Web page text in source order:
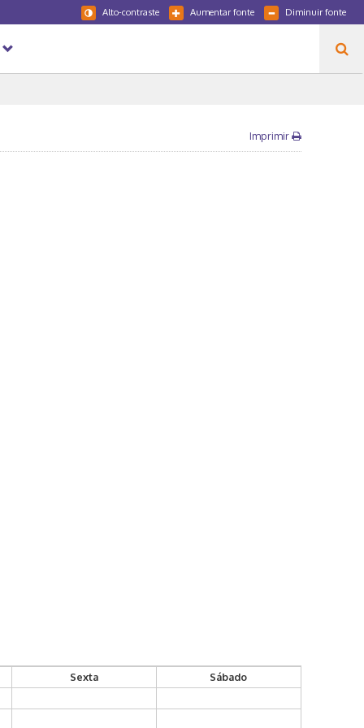
Diminuir fonte
Aumentar fonte
Alto-contraste
Imprimir
Sexta
Sábado